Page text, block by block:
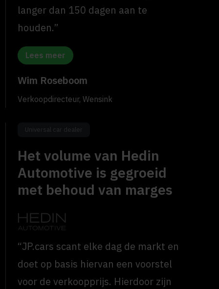
langer dan 150 dagen aan te
houden.”
Lees meer
Wim Roseboom
Verkoopdirecteur, Wensink
Universal car dealer
Het volume van Hedin
Automotive is gegroeid
met behoud van marges
“JP.cars scant elke dag de markt en
doet op basis hiervan een voorstel
voor de verkoopprijs. Hierdoor zijn